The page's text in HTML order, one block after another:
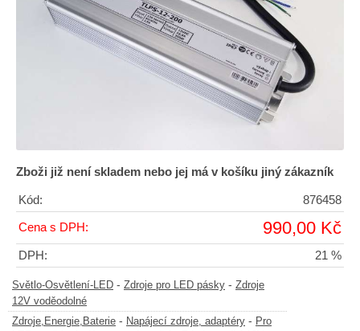
Zboži již není skladem nebo jej má v košíku jiný zákazník
Kód: 876458
Cena s DPH: 990,00 Kč
DPH: 21 %
Světlo-Osvětlení-LED - Zdroje pro LED pásky - Zdroje
12V voděodolné
Zdroje,Energie,Baterie - Napájecí zdroje, adaptéry - Pro